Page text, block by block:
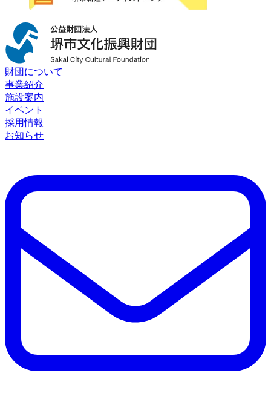
財団について
事業紹介
施設案内
イベント
採用情報
お知らせ